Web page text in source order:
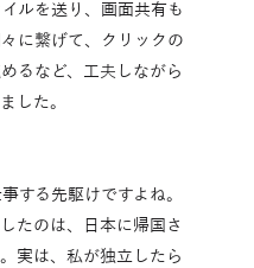
ルを送り、画面共有も
に繋げて、クリックの
るなど、工夫しながら
した。
する先駆けですよね。
たのは、日本に帰国さ
実は、私が独立したら